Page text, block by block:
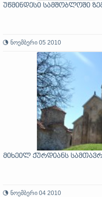
უწმინდესი სამშობლოში
ნოემბერი 05 2010
მიხეილ ქურდიანს
ნოემბერი 04 2010